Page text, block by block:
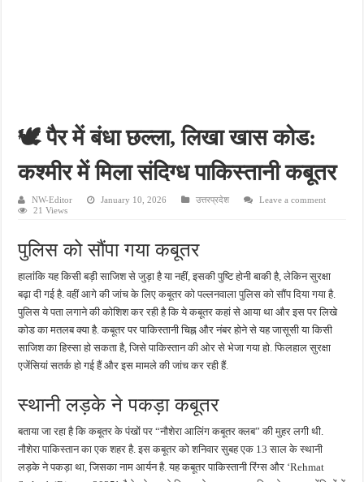
🕊️ पैर में बंधा छल्ला, लिखा खास कोड:
कश्मीर में मिला संदिग्ध पाकिस्तानी कबूतर
NW-Editor January 10, 2026 उत्तरप्रदेश
Leave a comment
21 Views
पुलिस को सौंपा गया कबूतर
हालांकि यह किसी बड़ी साजिश से जुड़ा है या नहीं, इसकी पुष्टि होनी बाकी है, लेकिन सुरक्षा
बढ़ा दी गई है. वहीं आगे की जांच के लिए कबूतर को पल्लनवाला पुलिस को सौंप दिया गया है.
पुलिस ये पता लगाने की कोशिश कर रही है कि ये कबूतर कहां से आया था और इस पर लिखे
कोड का मतलब क्या है. कबूतर पर पाकिस्तानी चिह्न और नंबर होने से यह जासूसी या किसी
साजिश का हिस्सा हो सकता है, जिसे पाकिस्तान की ओर से भेजा गया हो. फिलहाल सुरक्षा
एजेंसियां सतर्क हो गई हैं और इस मामले की जांच कर रही हैं.
स्थानी लड़के ने पकड़ा कबूतर
बताया जा रहा है कि कबूतर के पंखों पर “नौशेरा आलिंग कबूतर क्लब” की मुहर लगी थी.
नौशेरा पाकिस्तान का एक शहर है. इस कबूतर को शनिवार सुबह एक 13 साल के स्थानी
लड़के ने पकड़ा था, जिसका नाम आर्यन है. यह कबूतर पाकिस्तानी रिंग्स और ‘Rehmat